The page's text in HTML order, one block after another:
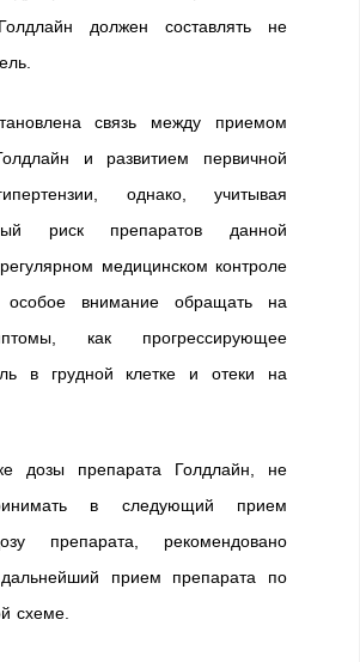
должен составлять не
связь между приемом
и развитием первичной
однако, учитывая
риск препаратов данной
медицинском контроле
особое внимание обращать на
как прогрессирующее
в грудной клетке и отеки на
дозы препарата Голдлайн, не
в следующий прием
препарата, рекомендовано
дальнейший прием препарата по
схеме.